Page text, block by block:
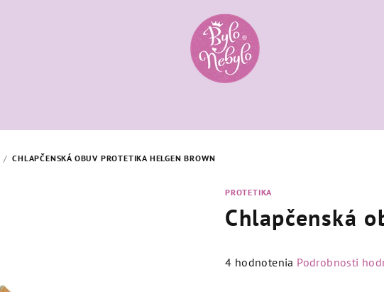
/ CHLAPČENSKÁ OBUV PROTETIKA HELGEN BROWN
PROTETIKA
Chlapčenská
Priemerné
4 hodnotenia Podrobnosti